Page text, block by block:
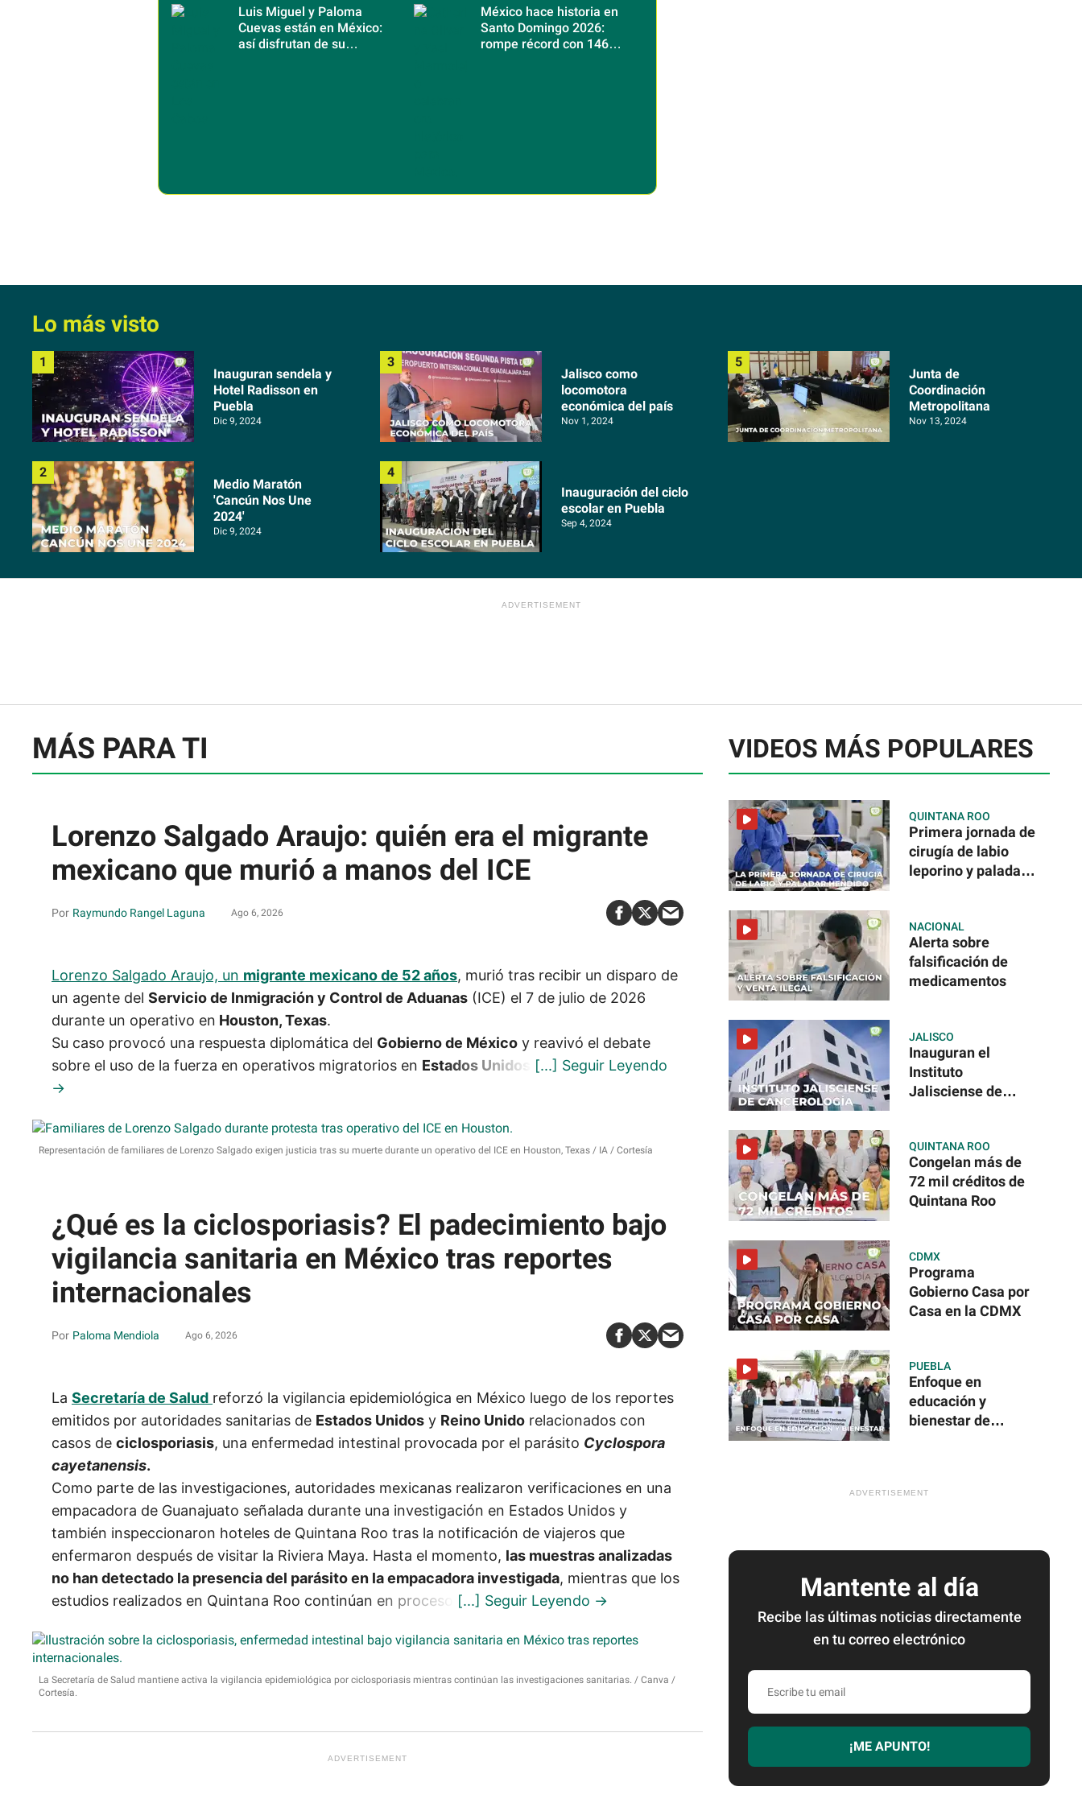
Luis Miguel y Paloma
Cuevas están en México:
así disfrutan de su
México hace historia en
Santo Domingo 2026:
rompe récord con 146
Lo más visto
Inauguran sendela y
Hotel Radisson en
Puebla
Dic 9, 2024
Medio Maratón
'Cancún Nos Une
2024'
Dic 9, 2024
Jalisco como
locomotora
económica del país
Nov 1, 2024
Inauguración del ciclo
escolar en Puebla
Sep 4, 2024
Junta de
Coordinación
Metropolitana
Nov 13, 2024
MÁS PARA TI
Lorenzo Salgado Araujo: quién era el migrante
mexicano que murió a manos del ICE
Raymundo Rangel Laguna Ago 6, 2026
Representación de familiares de Lorenzo Salgado exigen justicia tras su muerte durante un operativo del ICE en Houston, Texas IA / Cortesía
Lorenzo Salgado Araujo, un migrante mexicano de 52 años, murió tras recibir un disparo de
un agente del Servicio de Inmigración y Control de Aduanas (ICE) el 7 de julio de 2026
durante un operativo en Houston, Texas.
Su caso provocó una respuesta diplomática del Gobierno de México y reavivó el debate
sobre el uso de la fuerza en operativos migratorios en Estados Unidos
VIDEOS MÁS POPULARES
QUINTANA ROO
Primera jornada de
cirugía de labio
leporino y paladar
NACIONAL
Alerta sobre
falsificación de
medicamentos
JALISCO
Inauguran el
Instituto
Jalisciense de
QUINTANA ROO
Congelan más de
72 mil créditos de
Quintana Roo
CDMX
Programa
Gobierno Casa por
Casa en la CDMX
PUEBLA
Enfoque en
educación y
bienestar de
Mantente al día
Recibe las últimas noticias directamente
en tu correo electrónico
Escribe
email
¡ME APUNTO!
¿Qué es la ciclosporiasis? El padecimiento bajo
vigilancia sanitaria en México tras reportes
internacionales
Paloma Mendiola Ago 6, 2026
La Secretaría de Salud mantiene activa la vigilancia epidemiológica por ciclosporiasis mientras continúan las investigaciones sanitarias.
Canva /
Cortesía.
La Secretaría de Salud reforzó la vigilancia epidemiológica en México luego de los reportes
emitidos por autoridades sanitarias de Estados Unidos y Reino Unido relacionados con
casos de ciclosporiasis, una enfermedad intestinal provocada por el parásito Cyclospora
cayetanensis.
Como parte de las investigaciones, autoridades mexicanas realizaron verificaciones en una
empacadora de Guanajuato señalada durante una investigación en Estados Unidos y
también inspeccionaron hoteles de Quintana Roo tras la notificación de viajeros que
enfermaron después de visitar la Riviera Maya. Hasta el momento, las muestras analizadas
no han detectado la presencia del parásito en la empacadora investigada, mientras que los
estudios realizados en Quintana Roo continúan en proceso.